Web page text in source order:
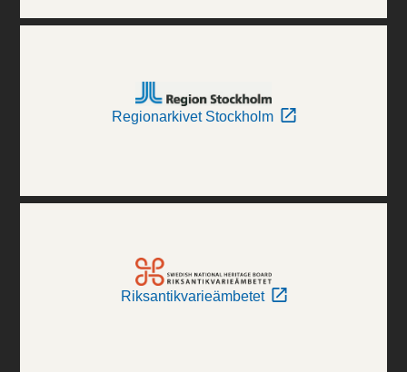
Regionarkivet Stockholm
Riksantikvarieämbetet